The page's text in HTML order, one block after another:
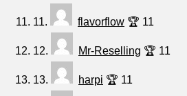
11. flavorflow 🏆 11
12. Mr-Reselling 🏆 11
13. harpi 🏆 11